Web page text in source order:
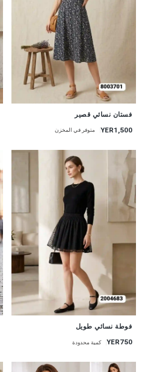
فستان نسائي قصير
YER1,500 متوفر في المخزن
فوطة نسائي طويل
YER750 كمية محدودة